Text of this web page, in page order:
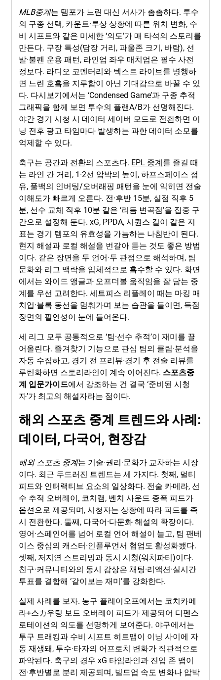
MLB중계는 템포가 느린 대신 서사가 촘촘하다. 투수
의 구종 선택, 카운트·루상 상황에 따른 위치 변화, 수
비 시프트와 같은 미세한 ‘의도’가 매 타석의 스토리를
만든다. 구장 특성(담장 거리, 파울존 크기, 바람), 선
발·불펜 운용 패턴, 라인업 좌우 매치업은 필수 사전
정보다. 라디오 코멘터리와 텍스트 라이브를 병행하
면 느린 호흡을 지루함이 아닌 기대감으로 바꿀 수 있
다. 다시보기에서는 ‘Condensed Game’과 구종 추적
그래픽을 함께 보면 투수의 플랜A/B가 선명해진다.
야간 경기 시청 시 데이터 세이버 모드로 전환하면 이
닝 전후 광고 타임마다 발생하는 과한 데이터 소모를
억제할 수 있다.
축구는 공간과 전환의 스포츠다. EPL 중계를 즐길 때
는 라인 간 거리, 1·2선 압박의 높이, 하프스페이스 점
유, 풀백의 인버팅/오버래핑 패턴을 눈에 익히면 전술
이해도가 빠르게 오른다. 전·후반 15분, 실점 직후 5
분, 선수 교체 직후 10분 같은 ‘리듬 변곡점’을 집중 구
간으로 설정해 둔다. xG, PPDA, 시퀀스 길이 같은 지
표는 경기 템포의 유효성을 가늠하는 나침반이 된다.
현지 해설과 로컬 해설을 번갈아 듣는 것도 좋은 방법
이다. 같은 장면을 두 언어·두 관점으로 해석하며, 팀
문화와 리그 맥락을 입체적으로 흡수할 수 있다. 화면
에서는 와이드 앵글과 오프더볼 움직임을 잘 담는 중
계를 우선 고려한다. 세트피스 리플레이 때는 마킹 매
치업·블록 동선을 멈춰가며 보는 습관을 들이면, 득점
장면의 필연성이 눈에 들어온다.
세 리그 모두 공통적으로 ‘팀·선수 추적’이 재미를 끌
어올린다. 즐겨찾기 기능으로 관심 팀의 클립·분석을
자동 수집하고, 경기 전 프리뷰·경기 후 전술 리뷰를
루틴화하면 스토리라인이 계속 이어진다. 스포츠중
계 입문가이드에서 강조하는 건 결국 ‘준비된 시청
자’가 최고의 해설자라는 점이다.
해외 스포츠 중계 트렌드와 사례:
데이터, 다국어, 현장감
해외 스포츠 중계는 기술·권리·문화가 교차하는 시장
이다. 최근 두드러진 트렌드는 세 가지다. 첫째, 멀티
피드와 인터랙티브 요소의 일상화다. 전술 카메라, 선
수 추적 오버레이, 코치캠, 벤치 사운드 증폭 피드가
옵션으로 제공되며, 시청자는 상황에 따라 피드를 즉
시 전환한다. 둘째, 다국어·다문화 해설의 확장이다.
영어·스페인어를 넘어 로컬 언어 해설이 늘고, 팀 팬베
이스 중심의 캐스터·인플루언서 협업도 활성화됐다.
셋째, 저지연 스트리밍과 동시 시청(워치파티)이다.
친구·커뮤니티와의 동시 감상은 채팅·리액션·실시간
투표를 결합해 ‘같이보는 재미’를 강화한다.
실제 사례를 보자. 농구 플레이오프에서는 코치카메
라+스カ우팅 보드 오버레이 피드가 제공되어 디펜스
로테이션의 의도를 선명하게 보여준다. 야구에서는
투구 트래킹과 수비 시프트 히트맵이 이닝 사이에 자
동 재생돼, 투수·타자의 어프로치 변화가 직관적으로
파악된다. 축구의 경우 xG 타임라인과 진입 존 맵이
전·후반별로 분리 제공되며, 빌드업 속도 변화나 압박